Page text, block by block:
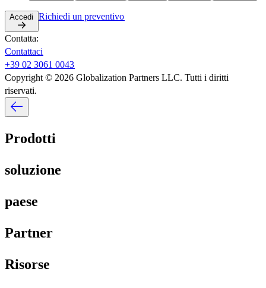
Accedi​​ Richiedi un preventivo​​
Contatta:​​
Contattaci​​
+39 02 3061 0043​​
Copyright © 2026 Globalization Partners LLC. Tutti i diritti
riservati.​​
Prodotti​​
soluzione​​
paese​​
Partner​​
Risorse​​